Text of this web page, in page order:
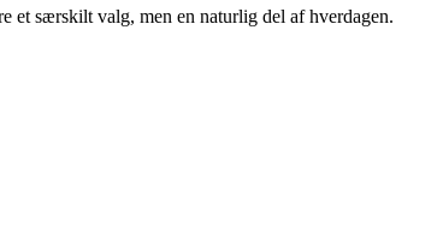
et særskilt valg, men en naturlig del af hverdagen.